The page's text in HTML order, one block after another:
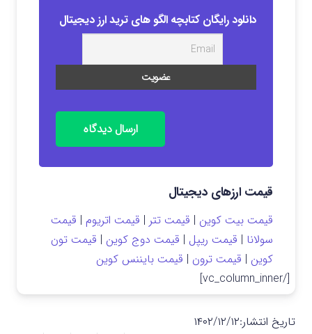
دانلود رایگان کتابچه الگو های ترید ارز دیجیتال
ارسال دیدگاه
قیمت ارزهای دیجیتال
قیمت بیت کوین | قیمت تتر | قیمت اتریوم | قیمت
سولانا | قیمت ریپل | قیمت دوج کوین | قیمت تون
کوین | قیمت ترون | قیمت بایننس کوین
[/vc_column_inner]
تاریخ انتشار:۱۴۰۲/۱۲/۱۲